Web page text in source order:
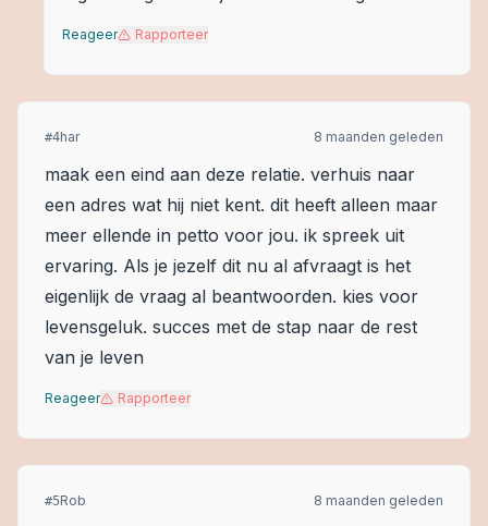
Reageer Rapporteer
#4har 8 maanden geleden
maak een eind aan deze relatie. verhuis naar
een adres wat hij niet kent. dit heeft alleen maar
meer ellende in petto voor jou. ik spreek uit
ervaring. Als je jezelf dit nu al afvraagt is het
eigenlijk de vraag al beantwoorden. kies voor
levensgeluk. succes met de stap naar de rest
van je leven
Reageer Rapporteer
#5Rob 8 maanden geleden